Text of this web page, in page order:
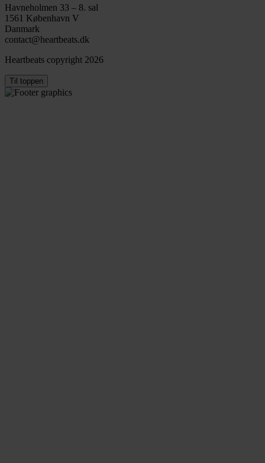
Havneholmen 33 – 8. sal
1561 København V
Danmark
contact@heartbeats.dk
Heartbeats copyright 2026
Til toppen